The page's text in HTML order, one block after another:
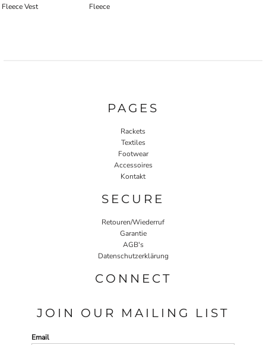
Fleece Vest
Fleece
PAGES
Rackets
Textiles
Footwear
Accessoires
Kontakt
SECURE
Retouren/Wiederruf
Garantie
AGB's
Datenschutzerklärung
CONNECT
JOIN OUR MAILING LIST
Email